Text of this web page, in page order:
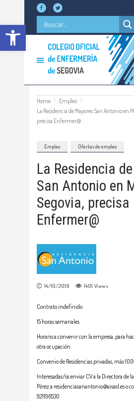
Abrir barra de herramientas
Home
Empleo
La Residencia de Mayores San Antonio en
precisa Enfermer@
Empleo Ofertas de empleo
La Residencia
San Antonio en
Segovia, precisa
Enfermer@
14/10/2019 1401 Views
Contrato indefinido
15 horas semanales
Horario a convenir con la empresa, para
otra ocupación.
Convenio de Residencias privadas, más
Interesadas/os enviar CV a la Directora de
Pérez a residenciasanantonio@aisasl.es o
921196530